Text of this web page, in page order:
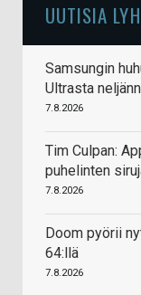
UUTISIA
Samsungin
Ultrasta
7.8.2026
Tim Culpan:
puhelinten
7.8.2026
Doom pyörii
64:llä
7.8.2026